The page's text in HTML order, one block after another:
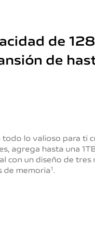
de
de
todo lo valioso para ti
agrega hasta una
con un diseño de tres
de memoria1.